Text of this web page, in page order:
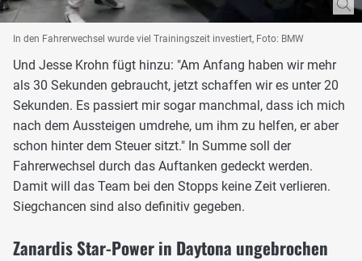
In den Fahrerwechsel wurde viel Trainingszeit investiert, Foto: BMW
Und Jesse Krohn fügt hinzu: "Am Anfang haben wir mehr
als 30 Sekunden gebraucht, jetzt schaffen wir es unter 20
Sekunden. Es passiert mir sogar manchmal, dass ich mich
nach dem Aussteigen umdrehe, um ihm zu helfen, er aber
schon hinter dem Steuer sitzt." In Summe soll der
Fahrerwechsel durch das Auftanken gedeckt werden.
Damit will das Team bei den Stopps keine Zeit verlieren.
Siegchancen sind also definitiv gegeben.
Zanardis Star-Power in Daytona ungebrochen